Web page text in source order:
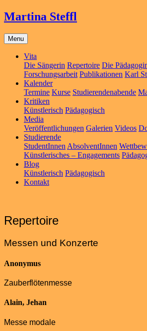
Martina Steffl
Menu
Vita
Die Sängerin Repertoire Die
Forschungsarbeit Publikationen Karl
Kalender
Termine Kurse Studierendenabende
Kritiken
Künstlerisch Pädagogisch
Media
Veröffentlichungen Galerien Videos
Studierende
StudentInnen AbsolventInnen
Künstlerisches – Engagements
Blog
Künstlerisch Pädagogisch
Kontakt
Repertoire
Messen und Konzerte
Anonymus
Zauberflötenmesse
Alain, Jehan
Messe modale